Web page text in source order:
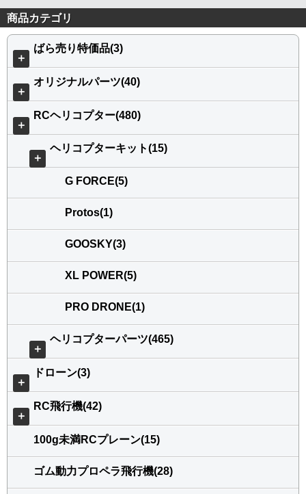
商品カテゴリ
＋
ばら売り特価品(3)
＋
オリジナルパーツ(40)
＋
RCヘリコプター(480)
＋
ヘリコプターキット(15)
G FORCE(5)
Protos(1)
GOOSKY(3)
XL POWER(5)
PRO DRONE(1)
＋
ヘリコプターパーツ(465)
＋
ドローン(3)
＋
RC飛行機(42)
100g未満RCプレーン(15)
ゴム動力プロペラ飛行機(28)